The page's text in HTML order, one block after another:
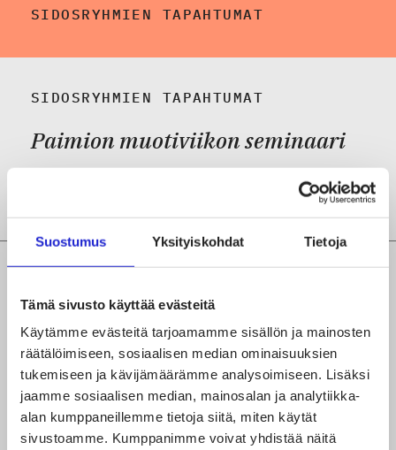
Suostumus Yksityiskohdat Tietoja
Tämä sivusto käyttää evästeitä
Käytämme evästeitä tarjoamamme sisällön ja mainosten
räätälöimiseen, sosiaalisen median ominaisuuksien
tukemiseen ja kävijämäärämme analysoimiseen. Lisäksi
jaamme sosiaalisen median, mainosalan ja analytiikka-
alan kumppaneillemme tietoja siitä, miten käytät
sivustoamme. Kumppanimme voivat yhdistää näitä
SIDOSRYHMIEN TAPAHTUMAT
SIDOSRYHMIEN TAPAHTUMAT
Paimion muotiviikon seminaari
Virtuaalinen yrityspäivä
opiskelijoille
06.10.2026